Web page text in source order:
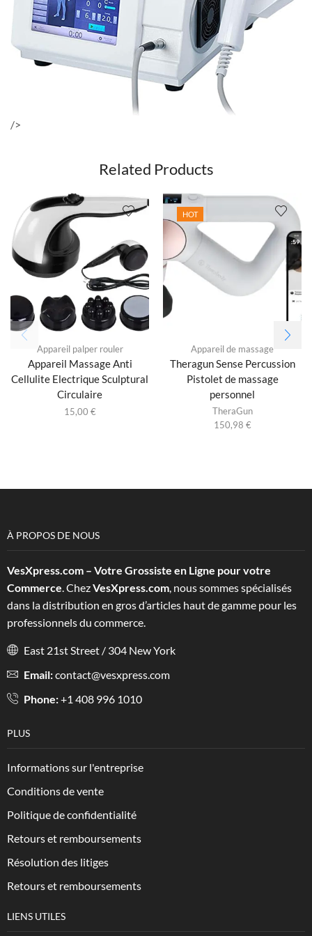
/>
Related Products
Appareil palper rouler
Appareil Massage Anti
Cellulite Electrique Sculptural
Circulaire
15,00 €
HOT
Appareil de massage
Theragun Sense Percussion
Pistolet de massage
personnel
TheraGun
150,98 €
À PROPOS DE NOUS
VesXpress.com – Votre Grossiste en Ligne pour votre
Commerce. ChezVesXpress.com, nous sommes spécialisés
dans la distribution en gros d’articles haut de gamme pour les
professionnels du commerce.
East 21st Street / 304 New York
Email:contact@vesxpress.com
Phone:+1 408 996 1010
PLUS
Informations sur l'entreprise
Conditions de vente
Politique de confidentialité
Retours et remboursements
Résolution des litiges
Retours et remboursements
LIENS UTILES